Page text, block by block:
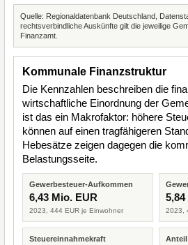
Quelle: Regionaldatenbank Deutschland,
rechtsverbindliche Auskünfte gilt die jeweilige
Finanzamt.
Kommunale Finanzstruktur
Die Kennzahlen beschreiben die
wirtschaftliche Einordnung der
ist das ein Makrofaktor: höhere
können auf einen tragfähigeren
Hebesätze zeigen dagegen die
Belastungsseite.
Gewerbesteuer-Aufkommen
6,43 Mio. EUR
2023, 444 EUR je Einwohner 2023,
Steuereinnahmekraft